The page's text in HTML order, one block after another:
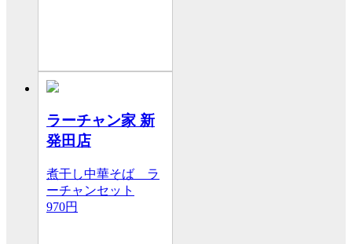
ラーチャン家 新
発田店
煮干し中華そば ラ
ーチャンセット
970円